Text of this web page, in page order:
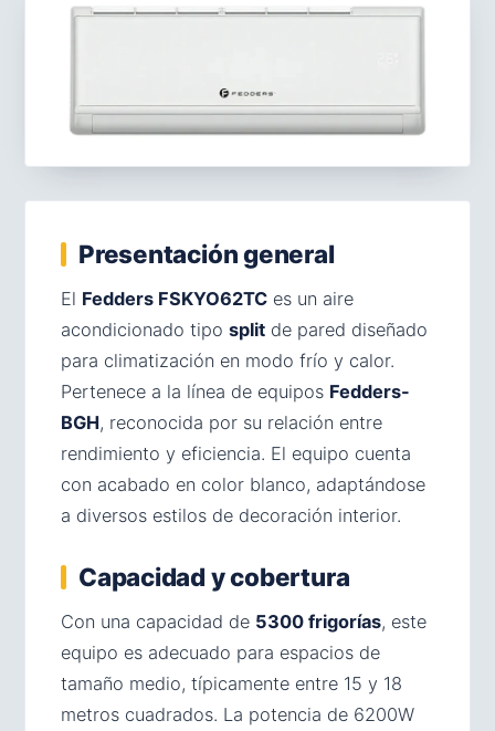
Presentación general
El Fedders FSKYO62TC es un aire
acondicionado tipo split de pared diseñado
para climatización en modo frío y calor.
Pertenece a la línea de equipos Fedders-
BGH, reconocida por su relación entre
rendimiento y eficiencia. El equipo cuenta
con acabado en color blanco, adaptándose
a diversos estilos de decoración interior.
Capacidad y cobertura
Con una capacidad de 5300 frigorías, este
equipo es adecuado para espacios de
tamaño medio, típicamente entre 15 y 18
metros cuadrados. La potencia de 6200W